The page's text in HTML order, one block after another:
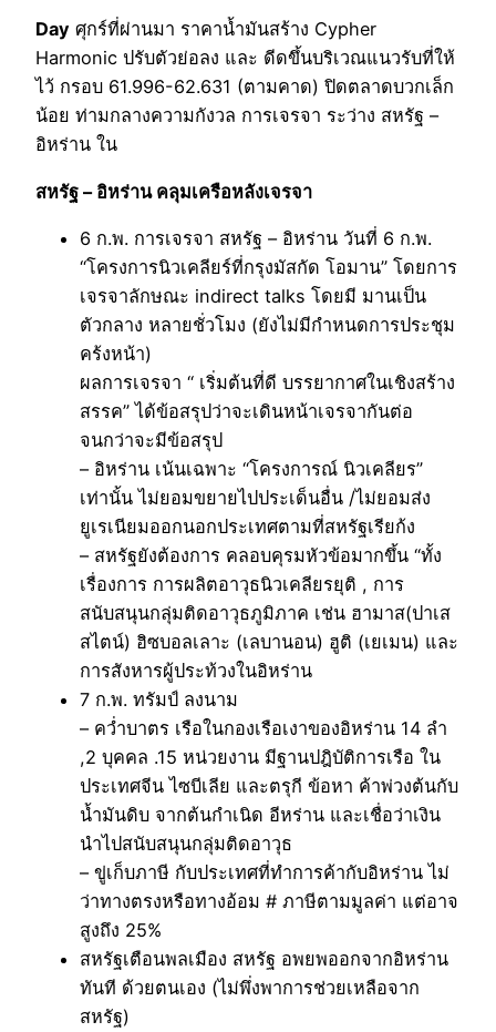
Day ศุกร์ที่ผ่านมา ราคาน้ำมันสร้าง Cypher
Harmonic ปรับตัวย่อลง และ ดีดขึ้นบริเวณแนวรับที่ให้
ไว้ กรอบ 61.996-62.631 (ตามคาด) ปิดตลาดบวกเล็ก
น้อย ท่ามกลางความกังวล การเจรจา ระว่าง สหรัฐ –
อิหร่าน ใน
สหรัฐ – อิหร่าน คลุมเครือหลังเจรจา
6 ก.พ. การเจรจา สหรัฐ – อิหร่าน วันที่ 6 ก.พ.
“โครงการนิวเคลียร์ที่กรุงมัสกัด โอมาน” โดยการ
เจรจาลักษณะ indirect talks โดยมี มานเป็น
ตัวกลาง หลายชั่วโมง (ยังไม่มีกำหนดการประชุม
คร้งหน้า)
ผลการเจรจา “ เริ่มต้นที่ดี บรรยากาศในเชิงสร้าง
สรรค” ได้ข้อสรุปว่าจะเดินหน้าเจรจากันต่อ
จนกว่าจะมีข้อสรุป
– อิหร่าน เน้นเฉพาะ “โครงการณ์ นิวเคลียร”
เท่านั้น ไม่ยอมขยายไปประเด็นอื่น /ไม่ยอมส่ง
ยูเรเนียมออกนอกประเทศตามที่สหรัฐเรียก้ง
– สหรัฐยังต้องการ คลอบคุรมหัวข้อมากขึ้น “ทั้ง
เรื่องการ การผลิตอาวุธนิวเคลียรยุติ , การ
สนับสนุนกลุ่มติดอาวุธภูมิภาค เช่น ฮามาส(ปาเส
สไตน์) ฮิซบอลเลาะ (เลบานอน) ฮูติ (เยเมน) และ
การสังหารผู้ประท้วงในอิหร่าน
7 ก.พ. ทรัมป์ ลงนาม
– คว่ำบาตร เรือในกองเรือเงาของอิหร่าน 14 ลำ
,2 บุคคล .15 หน่วยงาน มีฐานปฎิบัติการเรือ ใน
ประเทศจีน ไซบีเลีย และตรุกี ข้อหา ค้าพ่วงต้นกับ
น้ำมันดิบ จากต้นกำเนิด อีหร่าน และเชื่อว่าเงิน
นำไปสนับสนุนกลุ่มติดอาวุธ
– ขู่เก็บภาษี กับประเทศที่ทำการค้ากับอิหร่าน ไม่
ว่าทางตรงหรือทางอ้อม # ภาษีตามมูลค่า แต่อาจ
สูงถึง 25%
สหรัฐเตือนพลเมือง สหรัฐ อพยพออกจากอิหร่าน
ทันที ด้วยตนเอง (ไม่พึ่งพาการช่วยเหลือจาก
สหรัฐ)